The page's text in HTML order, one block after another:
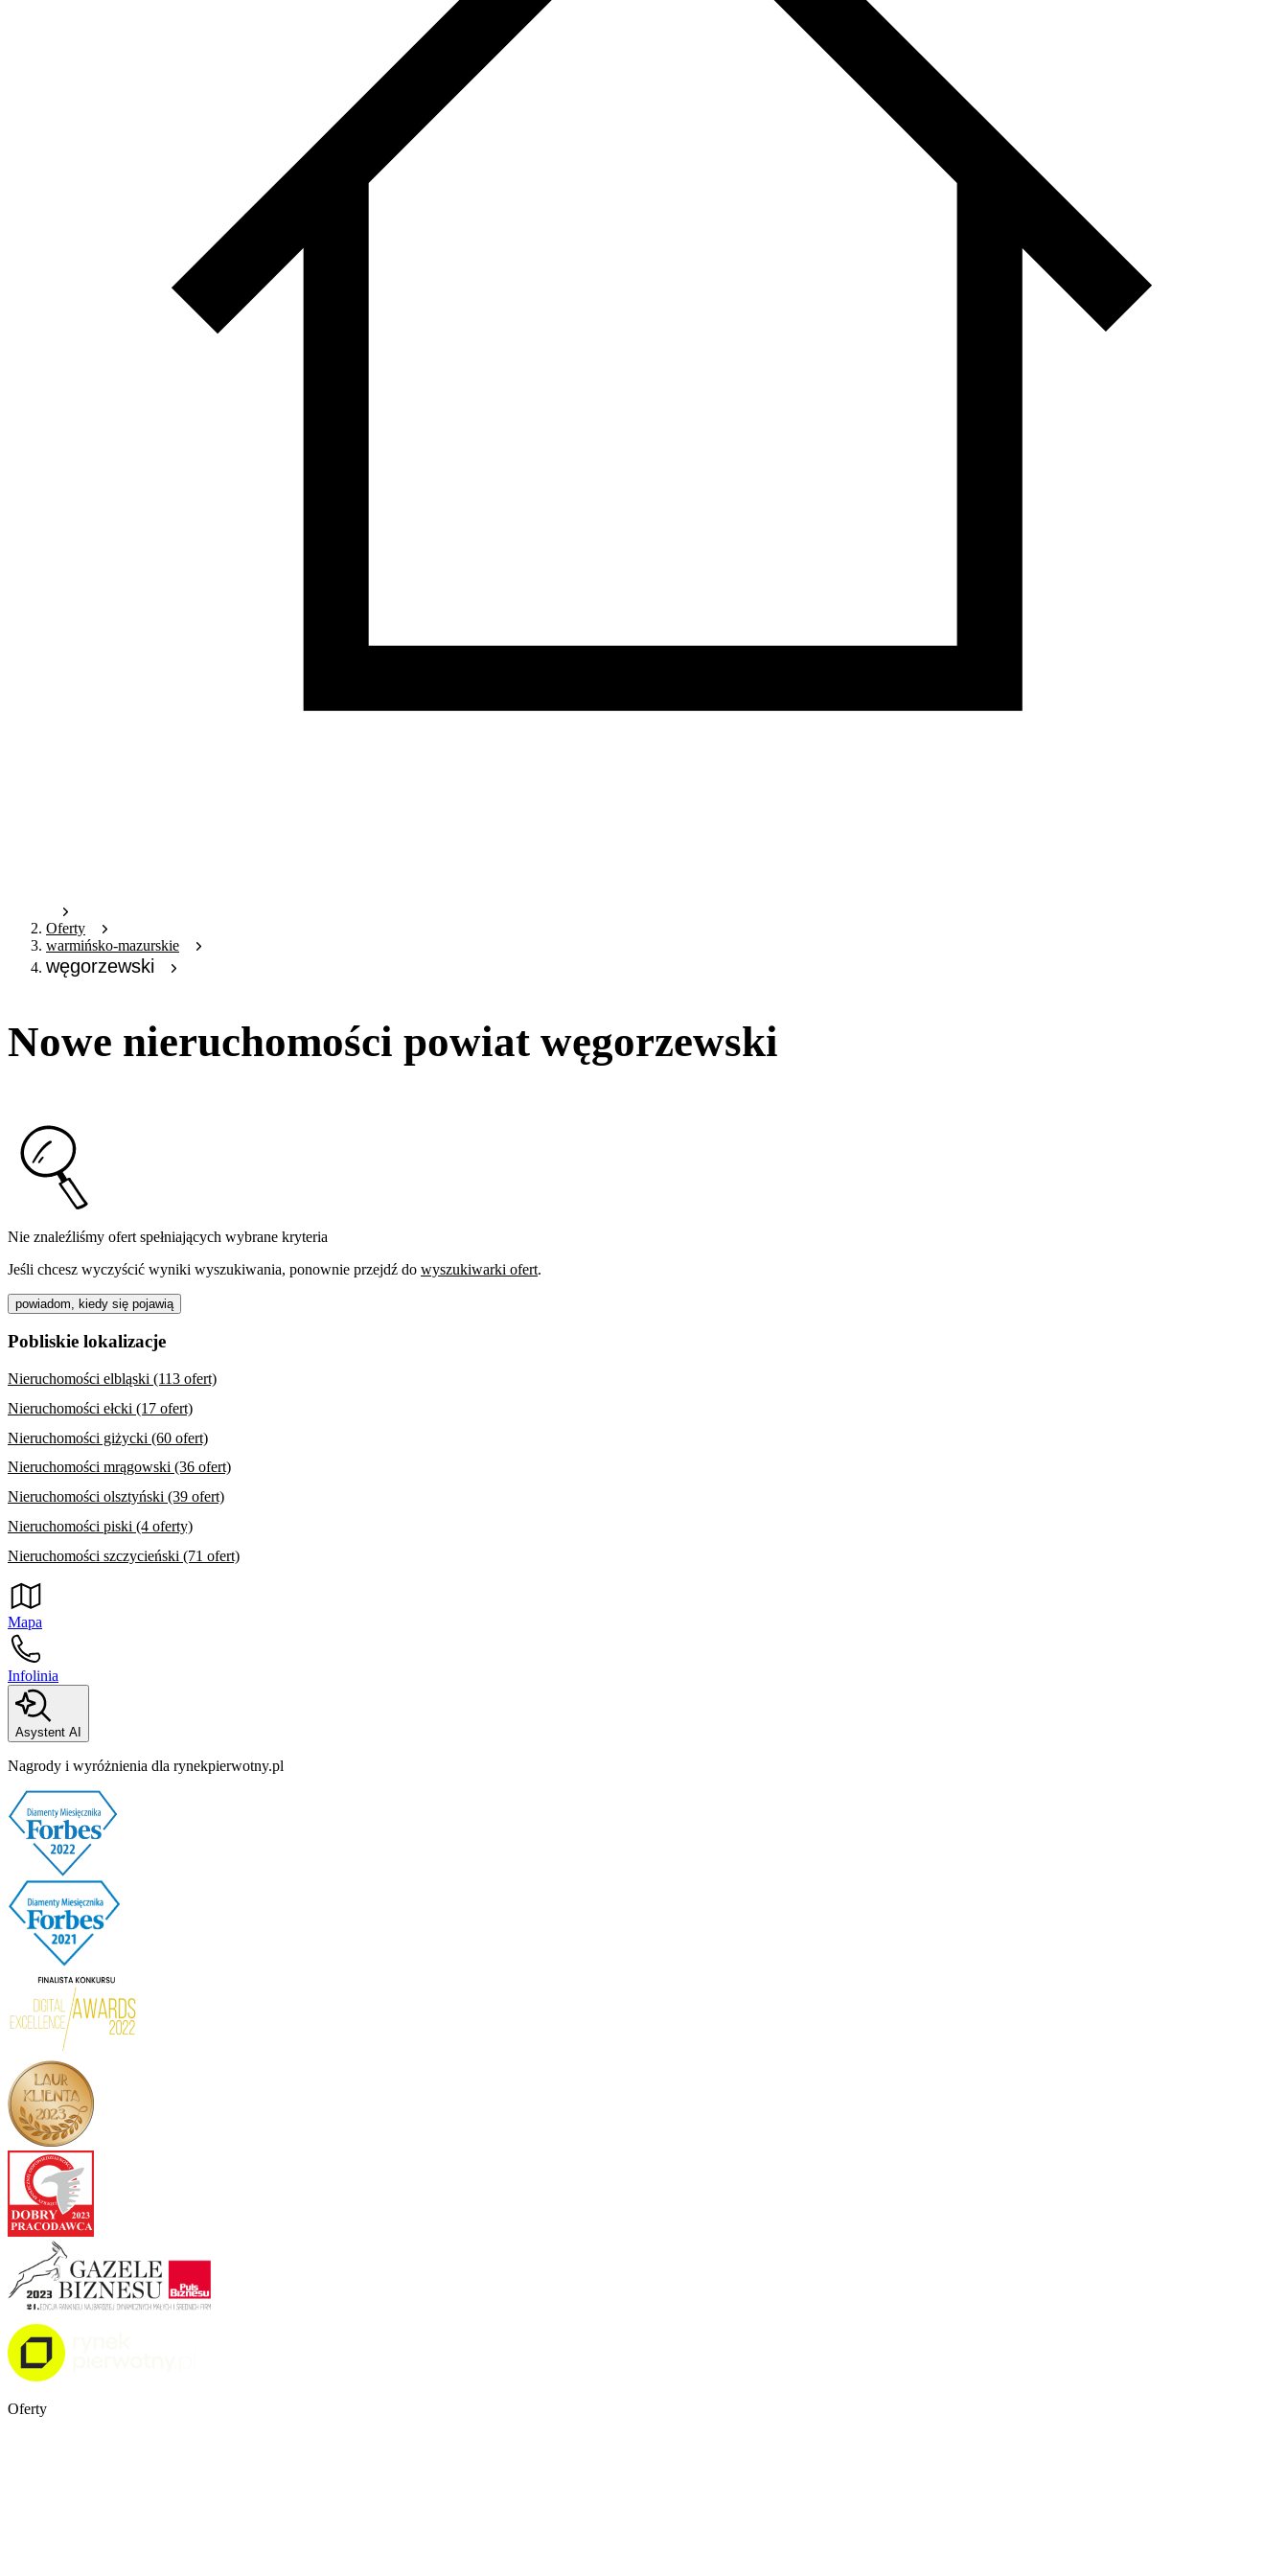
Oferty
warmińsko-mazurskie
węgorzewski
Nowe nieruchomości powiat węgorzewski
Nie znaleźliśmy ofert spełniających wybrane kryteria
Jeśli chcesz wyczyścić wyniki wyszukiwania, ponownie przejdź do wyszukiwarki ofert.
powiadom, kiedy się pojawią
Pobliskie lokalizacje
Nieruchomości elbląski (113 ofert)
Nieruchomości ełcki (17 ofert)
Nieruchomości giżycki (60 ofert)
Nieruchomości mrągowski (36 ofert)
Nieruchomości olsztyński (39 ofert)
Nieruchomości piski (4 oferty)
Nieruchomości szczycieński (71 ofert)
Mapa
Infolinia
Asystent AI
Nagrody i wyróżnienia dla rynekpierwotny.pl
Oferty